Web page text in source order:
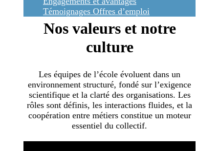
Témoignages Offres d’emploi
Nos valeurs et notre
culture
Les équipes de l’école évoluent dans un
environnement structuré, fondé sur l’exigence
scientifique et la clarté des organisations. Les
rôles sont définis, les interactions fluides, et la
coopération entre métiers constitue un moteur
essentiel du collectif.